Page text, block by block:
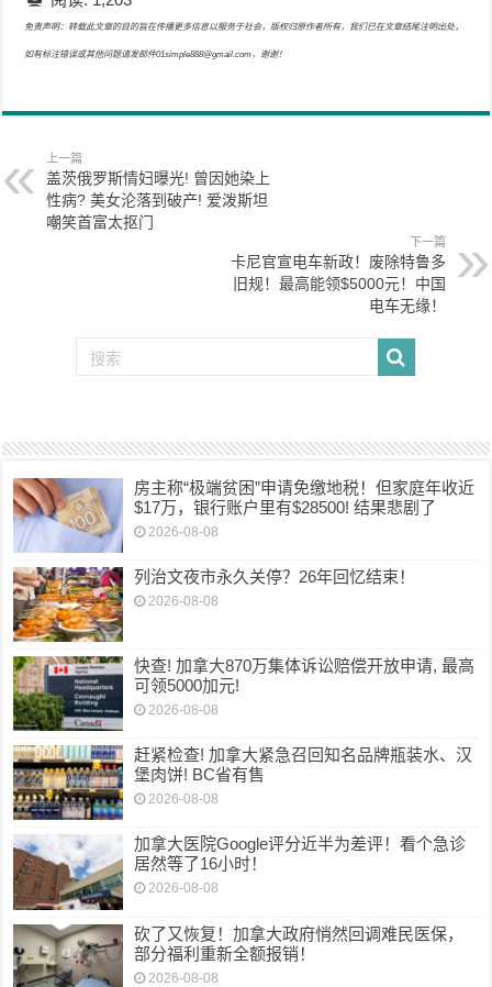
免责声明：转载此文章的目的旨在传播更多信息以服务于社会，版权归原作者所有，我们已在文章结尾注明出处，
如有标注错误或其他问题请发邮件01simple888@gmail.com，谢谢！
上一篇
盖茨俄罗斯情妇曝光! 曾因她染上
性病? 美女沦落到破产! 爱泼斯坦
嘲笑首富太抠门
下一篇
卡尼官宣电车新政！废除特鲁多
旧规！最高能领$5000元！中国
电车无缘！
房主称“极端贫困”申请免缴地税！但家庭年收近
$17万，银行账户里有$28500! 结果悲剧了
2026-08-08
列治文夜市永久关停？26年回忆结束！
2026-08-08
快查! 加拿大870万集体诉讼赔偿开放申请, 最高
可领5000加元!
2026-08-08
赶紧检查! 加拿大紧急召回知名品牌瓶装水、汉
堡肉饼! BC省有售
2026-08-08
加拿大医院Google评分近半为差评！看个急诊
居然等了16小时！
2026-08-08
砍了又恢复！加拿大政府悄然回调难民医保，
部分福利重新全额报销！
2026-08-08